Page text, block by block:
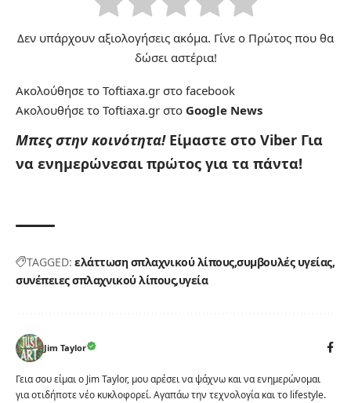
Δεν υπάρχουν αξιολογήσεις ακόμα. Γίνε ο Πρώτος που θα
δώσει αστέρια!
Ακολούθησε το Toftiaxa.gr στο facebook
Ακολουθήσε το Toftiaxa.gr στο Google News
Μπες στην κοινότητα! Είμαστε στο Viber Για
να ενημερώνεσαι πρώτος για τα πάντα!
TAGGED: ελάττωση σπλαχνικού λίπουςσυμβουλές υγείας
συνέπειες σπλαχνικού λίπους υγεία
Jim Taylor
Γεια σου είμαι ο Jim Taylor, μου αρέσει να ψάχνω και να ενημερώνομαι
για οτιδήποτε νέο κυκλοφορεί. Αγαπάω την τεχνολογία και το lifestyle.